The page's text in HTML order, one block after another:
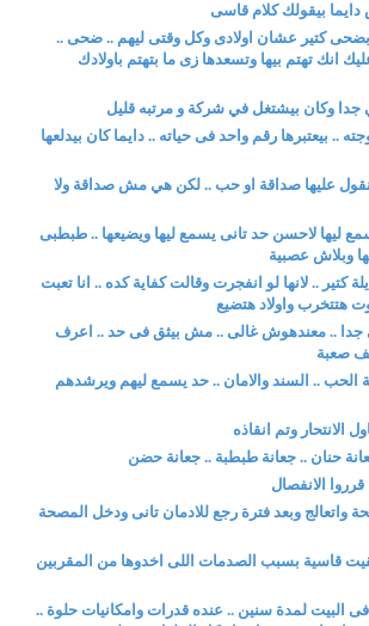
بيقولك كلام قاسى
بضحى كتير عشان اولادى وكل وقتى ليهم .. ضحى ..
انك تهتم بيها وتسعدها زى ما بتهتم باولادك
وكان بيشتغل في شركة و مرتبه قليل
.. بيعتبرها رقم واحد فى حياته .. دايما كان بيدلعها
بنقول عليها صداقة او حب .. لكن هي مش صداقة ولا
ليها لاحسن حد تانى يسمع ليها ويضيعها .. طبطبى
وبلاش عصبية
كتير .. لانها لو انفجرت وقالت كفاية كده .. انا تعبت
هتتخرب واولاد هتضيع
جدا .. معندهوش غالى .. مش بيثق فى حد .. اعرف
صعبة
الحب .. السند والامان .. حد يسمع ليهم ويرشدهم
الانتحار وتم انقاذه
حنان .. جعانة طبطبة .. جعانة حضن
الانفصال
وبعد فترة رجع للادمان تانى ودخل المصحة
قاسية بسبب الصدمات اللى اخدوها من المقربين
البيت لمدة سنين .. عنده قدرات وامكانيات حلوة ..